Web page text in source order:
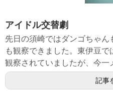
アイドル交替劇
先日の須崎ではダンゴちゃ
も観察できました。東伊豆
観察されていましたが、今一
記事